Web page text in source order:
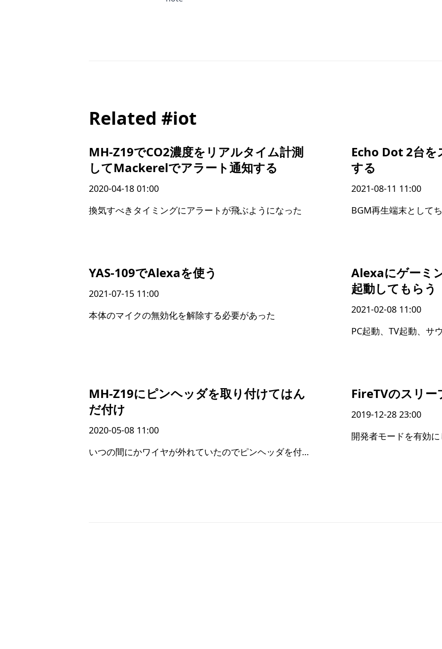
Related #iot
MH-Z19でCO2濃度をリアルタイム計測
してMackerelでアラート通知する
2020-04-18 01:00
換気すべきタイミングにアラートが飛ぶようになった
Echo Dot 2台を
する
2021-08-11 11:00
BGM再生端末として
YAS-109でAlexaを使う
2021-07-15 11:00
本体のマイクの無効化を解除する必要があった
Alexaにゲーミ
起動してもらう
2021-02-08 11:00
MH-Z19にピンヘッダを取り付けてはん
だ付け
2020-05-08 11:00
いつの間にかワイヤが外れていたのでピンヘッダを付けた
FireTVのスリー
2019-12-28 23:00